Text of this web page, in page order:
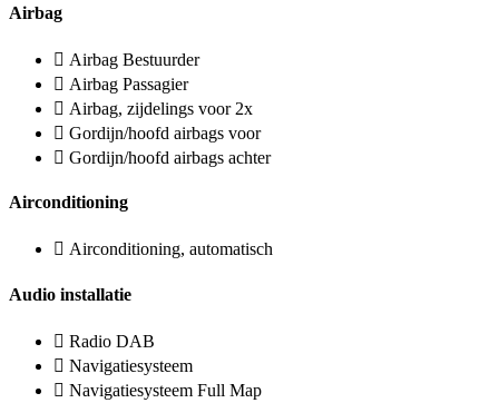
Airbag
Airbag Bestuurder
Airbag Passagier
Airbag, zijdelings voor 2x
Gordijn/hoofd airbags voor
Gordijn/hoofd airbags achter
Airconditioning
Airconditioning, automatisch
Audio installatie
Radio DAB
Navigatiesysteem
Navigatiesysteem Full Map